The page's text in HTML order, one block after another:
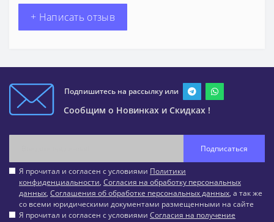
+ Написать отзыв
Подпишитесь на рассылку или
Сообщим о Новинках и Скидках !
Подписаться
Я прочитал и согласен с условиями Политики
конфиденциальности, Согласия на обработку персональных
данных, Соглашения об обработке персональных данных, а так же
со всеми юридическими документами размещенными на сайте
Я прочитал и согласен с условиями Согласия на получение